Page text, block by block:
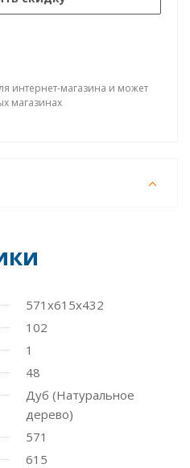
интернет-магазина и может
магазинах
571х615х432
102
1
48
Дуб (Натуральное
дерево)
571
615